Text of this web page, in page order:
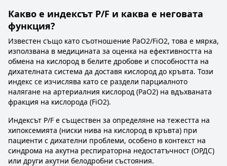
Какво е индексът P/F и каква е неговата
функция?
Известен също като съотношение PaO2/FiO2, това е мярка,
използвана в медицината за оценка на ефективността на
обмена на кислород в белите дробове и способността на
дихателната система да доставя кислород до кръвта. Този
индекс се изчислява като се раздели парциалното
налягане на артериалния кислород (PaO2) на вдъхваната
фракция на кислорода (FiO2).
Индексът P/F е съществен за определяне на тежестта на
хипоксемията (ниски нива на кислород в кръвта) при
пациенти с дихателни проблеми, особено в контекст на
синдрома на акутна респираторна недостатъчност (ОРДС)
или други акутни белодробни състояния.